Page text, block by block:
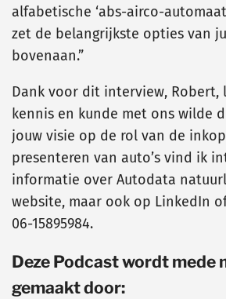
alfabetische ‘abs-airco-
zet de belangrijkste opties van
bovenaan.”
Dank voor dit interview, Robert,
kennis en kunde met ons wilde
jouw visie op de rol van de
presenteren van auto’s vind ik
informatie over Autodata
website, maar ook op LinkedIn
06-15895984.
Deze Podcast wordt mede
gemaakt door: